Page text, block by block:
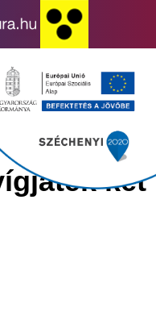
vígjáték két felvonásban
Hyppolit,
két